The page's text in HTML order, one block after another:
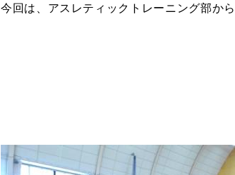
今回は、アスレティックトレーニング部か